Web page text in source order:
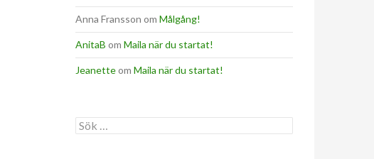
Anna Fransson om Målgång!
AnitaB om Maila när du startat!
Jeanetteom Maila när du startat!
Sök
efter: